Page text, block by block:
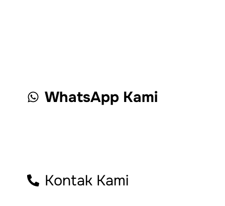
WhatsApp Kami
Kontak Kami